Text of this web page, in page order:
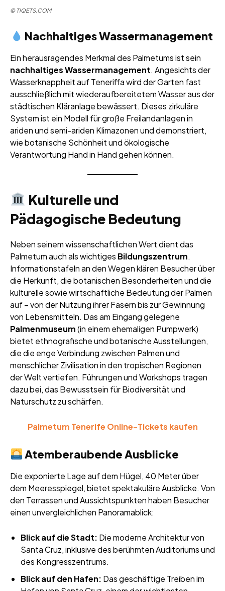
©TIQETS.COM
Nachhaltiges Wassermanagement
Ein herausragendes Merkmal des Palmetums ist sein
nachhaltiges Wassermanagement. Angesichts der
Wasserknappheit auf Teneriffa wird der Garten fast
ausschließlich mit wiederaufbereitetem Wasser aus der
städtischen Kläranlage bewässert. Dieses zirkuläre
System ist ein Modell für große Freilandanlagen in
ariden und semi-ariden Klimazonen und demonstriert,
wie botanische Schönheit und ökologische
Verantwortung Hand in Hand gehen können.
Kulturelle und
Pädagogische Bedeutung
Neben seinem wissenschaftlichen Wert dient das
Palmetum auch als wichtiges Bildungszentrum.
Informationstafeln an den Wegen klären Besucher über
die Herkunft, die botanischen Besonderheiten und die
kulturelle sowie wirtschaftliche Bedeutung der Palmen
auf – von der Nutzung ihrer Fasern bis zur Gewinnung
von Lebensmitteln. Das am Eingang gelegene
Palmenmuseum(in einem ehemaligen Pumpwerk)
bietet ethnografische und botanische Ausstellungen,
die die enge Verbindung zwischen Palmen und
menschlicher Zivilisation in den tropischen Regionen
der Welt vertiefen. Führungen und Workshops tragen
dazu bei, das Bewusstsein für Biodiversität und
Naturschutz zu schärfen.
Palmetum Tenerife Online-Tickets kaufen
Atemberaubende Ausblicke
Die exponierte Lage auf dem Hügel, 40 Meter über
dem Meeresspiegel, bietet spektakuläre Ausblicke. Von
den Terrassen und Aussichtspunkten haben Besucher
einen unvergleichlichen Panoramablick:
Blick auf die Stadt: Die moderne Architektur von
Santa Cruz, inklusive des berühmten Auditoriums und
des Kongresszentrums.
Blick auf den Hafen: Das geschäftige Treiben im